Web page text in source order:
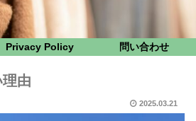
Privacy Policy 問い合わせ
由
2025.03.21